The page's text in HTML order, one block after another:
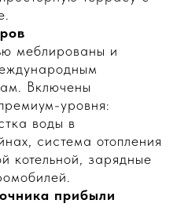
меблированы и
Включены
уровня:
воды в
система отопления
котельной, зарядные
прибыли